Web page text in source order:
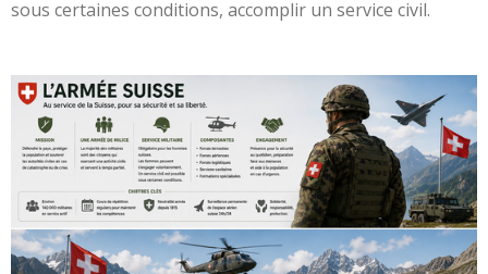
sous certaines conditions, accomplir un service civil.